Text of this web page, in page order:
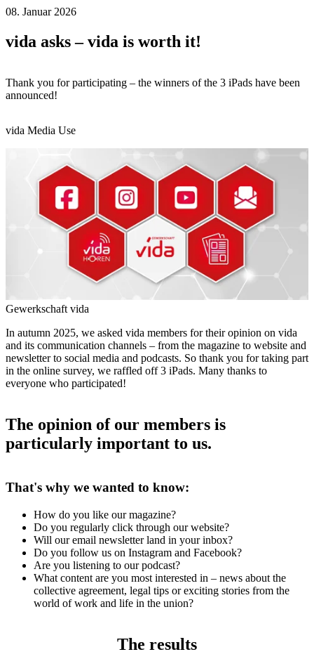
08. Januar 2026
vida asks – vida is worth it!
Thank you for participating – the winners of the 3 iPads have been
announced!
vida Media Use
Gewerkschaft vida
In autumn 2025, we asked vida members for their opinion on vida
and its communication channels – from the magazine to website and
newsletter to social media and podcasts. So thank you for taking part
in the online survey, we raffled off 3 iPads. Many thanks to
everyone who participated!
The opinion of our members is
particularly important to us.
That's why we wanted to know:
How do you like our magazine?
Do you regularly click through our website?
Will our email newsletter land in your inbox?
Do you follow us on Instagram and Facebook?
Are you listening to our podcast?
What content are you most interested in – news about the
collective agreement, legal tips or exciting stories from the
world of work and life in the union?
The results